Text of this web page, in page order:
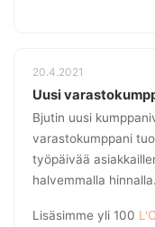
20.4.2021
Uusi
Bjutin uusi
varastokumppani
työpäivää
halvemmalla hinnalla.
Lisäsimme yli 100